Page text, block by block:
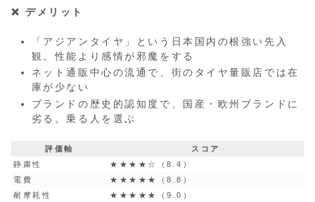
❌ デメリット
「アジアンタイヤ」という日本国内の根強い先入
観。性能より感情が邪魔をする
ネット通販中心の流通で、街のタイヤ量販店では在
庫が少ない
ブランドの歴史的認知度で、国産・欧州ブランドに
劣る。乗る人を選ぶ
評価軸
スコア
静粛性
★★★★☆（8.4）
電費
★★★★★（8.8）
耐摩耗性
★★★★★（9.0）